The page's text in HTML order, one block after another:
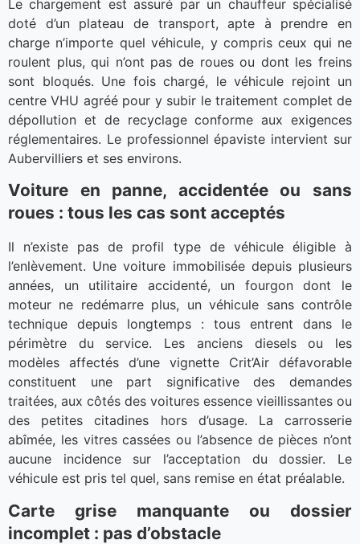
Le chargement est assuré par un chauffeur spécialisé
doté d’un plateau de transport, apte à prendre en
charge n’importe quel véhicule, y compris ceux qui ne
roulent plus, qui n’ont pas de roues ou dont les freins
sont bloqués. Une fois chargé, le véhicule rejoint un
centre VHU agréé pour y subir le traitement complet de
dépollution et de recyclage conforme aux exigences
réglementaires. Le professionnel épaviste intervient sur
Aubervilliers et ses environs.
Voiture en panne, accidentée ou sans
roues : tous les cas sont acceptés
Il n’existe pas de profil type de véhicule éligible à
l’enlèvement. Une voiture immobilisée depuis plusieurs
années, un utilitaire accidenté, un fourgon dont le
moteur ne redémarre plus, un véhicule sans contrôle
technique depuis longtemps : tous entrent dans le
périmètre du service. Les anciens diesels ou les
modèles affectés d’une vignette Crit’Air défavorable
constituent une part significative des demandes
traitées, aux côtés des voitures essence vieillissantes ou
des petites citadines hors d’usage. La carrosserie
abîmée, les vitres cassées ou l’absence de pièces n’ont
aucune incidence sur l’acceptation du dossier. Le
véhicule est pris tel quel, sans remise en état préalable.
Carte grise manquante ou dossier
incomplet : pas d’obstacle